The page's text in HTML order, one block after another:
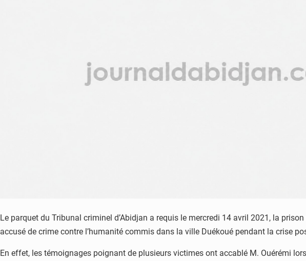
Le parquet du Tribunal criminel d’Abidjan a requis le mercredi 14 avril 2021, la
accusé de crime contre l’humanité commis dans la ville Duékoué pendant la crise
En effet, les témoignages poignant de plusieurs victimes ont accablé M. Ouérémi